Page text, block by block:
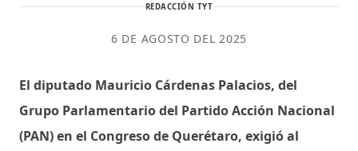
REDACCIÓN TYT
6 DE AGOSTO DEL 2025
El diputado Mauricio Cárdenas Palacios, del
Grupo Parlamentario del Partido Acción Nacional
(PAN) en el Congreso de Querétaro, exigió al